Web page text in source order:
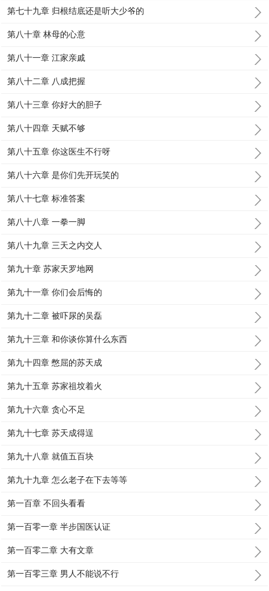
第七十九章 归根结底还是听大少爷的
第八十章 林母的心意
第八十一章 江家亲戚
第八十二章 八成把握
第八十三章 你好大的胆子
第八十四章 天赋不够
第八十五章 你这医生不行呀
第八十六章 是你们先开玩笑的
第八十七章 标准答案
第八十八章 一拳一脚
第八十九章 三天之内交人
第九十章 苏家天罗地网
第九十一章 你们会后悔的
第九十二章 被吓尿的吴磊
第九十三章 和你谈你算什么东西
第九十四章 憋屈的苏天成
第九十五章 苏家祖坟着火
第九十六章 贪心不足
第九十七章 苏天成得逞
第九十八章 就值五百块
第九十九章 怎么老子在下去等等
第一百章 不回头看看
第一百零一章 半步国医认证
第一百零二章 大有文章
第一百零三章 男人不能说不行